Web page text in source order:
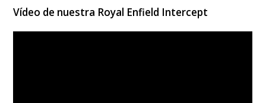
Vídeo de nuestra Royal Enfield Intercept